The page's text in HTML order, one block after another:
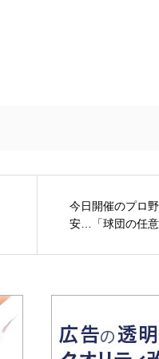
今日開催のプロ
安…「球団の任意